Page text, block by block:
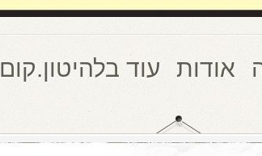
אודות עוד בלהיטון.קום